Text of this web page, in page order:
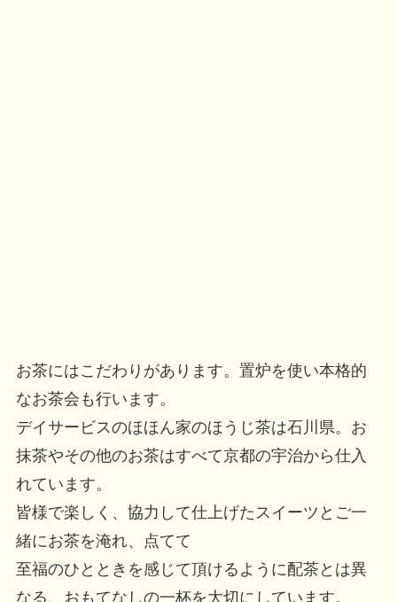
お茶にはこだわりがあります。置炉を使い本格的
なお茶会も行います。
デイサービスのほほん家のほうじ茶は石川県。お
抹茶やその他のお茶はすべて京都の宇治から仕入
れています。
皆様で楽しく、協力して仕上げたスイーツとご一
緒に​お茶を淹れ、点てて
至福のひとときを感じて頂けるように配茶とは異
なる、おもてなしの一杯を大切にしています。